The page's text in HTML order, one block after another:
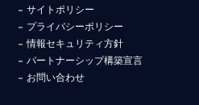
サイトポリシー
プライバシーポリシー
情報セキュリティ方針
パートナーシップ構築宣言
お問い合わせ